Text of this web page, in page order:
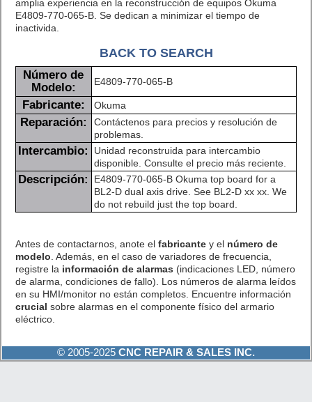
amplia experiencia en la reconstrucción de equipos Okuma
E4809-770-065-B. Se dedican a minimizar el tiempo de
inactivida.
BACK TO SEARCH
Número de
Modelo:
E4809-770-065-B
Fabricante: Okuma
Reparación:
Contáctenos para precios y resolución de
problemas.
Intercambio:
Unidad reconstruida para intercambio
disponible. Consulte el precio más reciente.
Descripción:
E4809-770-065-B Okuma top board for a
BL2-D dual axis drive. See BL2-D xx xx. We
do not rebuild just the top board.
Antes de contactarnos, anote el fabricantey el número de
modelo . Además, en el caso de variadores de frecuencia,
registre la información de alarmas (indicaciones LED, número
de alarma, condiciones de fallo). Los números de alarma leídos
en su HMI/monitor no están completos. Encuentre información
crucial sobre alarmas en el componente físico del armario
eléctrico.
© 2005-2025 CNC REPAIR & SALES INC.